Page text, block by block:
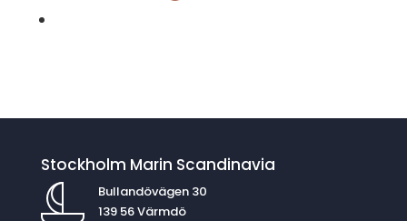
Stockholm Marin Scandinavia
Bullandövägen 30
139 56 Värmdö